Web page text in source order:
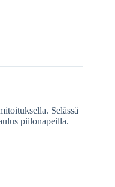
Selässä
piilonapeilla.